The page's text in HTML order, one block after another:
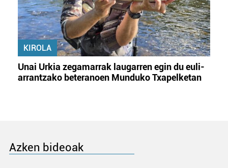
KIROLA
Unai Urkia zegamarrak laugarren egin du euli-
arrantzako beteranoen Munduko Txapelketan
Azken bideoak